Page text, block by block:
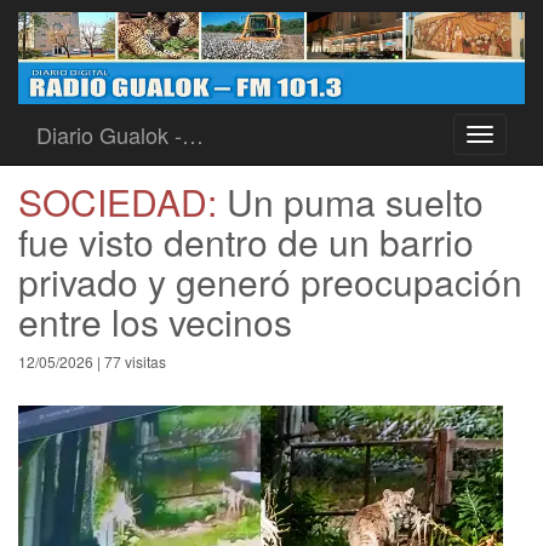
Toggle
Diario Gualok -…
SOCIEDAD: Un puma suelto
fue visto dentro de un barrio
privado y generó preocupación
entre los vecinos
12/05/2026 | 77 visitas